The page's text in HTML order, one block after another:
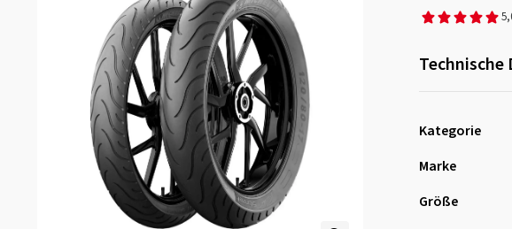
Technische
Kategorie
Marke
Größe